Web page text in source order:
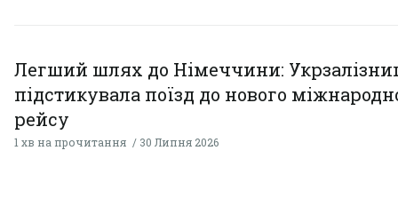
Легший шлях до Німеччини:
підстикувала поїзд до нового
рейсу
1 хв на прочитання 30 Липня 2026